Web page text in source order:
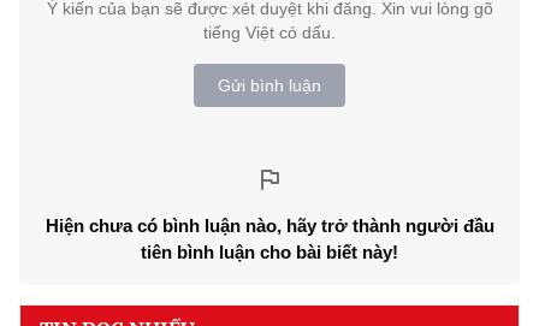
Ý kiến của bạn sẽ được xét duyệt khi đăng. Xin vui lòng gõ
tiếng Việt có dấu.
Gửi bình luận
Hiện chưa có bình luận nào, hãy trở thành người đầu
tiên bình luận cho bài biết này!